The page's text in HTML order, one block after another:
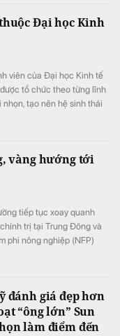
Đại học Kinh
viên của Đại học Kinh tế
tổ chức theo từng lĩnh
nhọn, tạo nên hệ sinh thái
vàng hướng tới
tiếp tục xoay quanh
trị tại Trung Đông và
phi nông nghiệp (NFP)
và hướng tới tuần tăng
tháng 1.
đánh giá đẹp hơn
“ông lớn” Sun
làm điểm đến